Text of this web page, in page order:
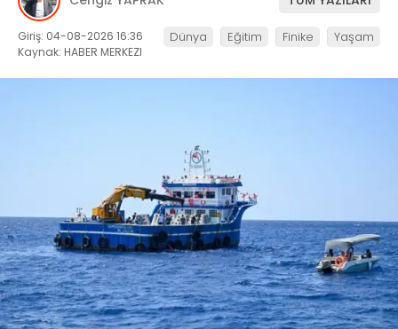
Giriş: 04-08-2026 16:36
Kaynak: HABER MERKEZI
Dünya Eğitim Finike Yaşam